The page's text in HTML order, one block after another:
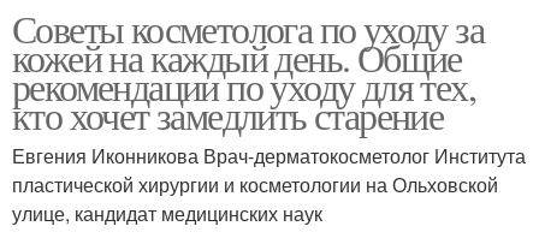
Советы косметолога по уходу за
кожей на каждый день. Общие
рекомендации по уходу для тех,
кто хочет замедлить старение
Евгения Иконникова Врач-дерматокосметолог Института
пластической хирургии и косметологии на Ольховской
улице, кандидат медицинских наук